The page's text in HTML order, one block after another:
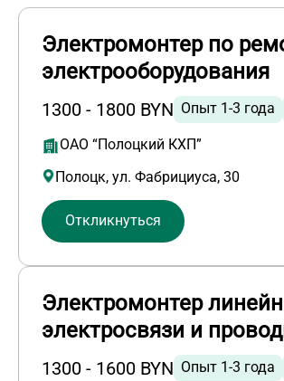
Электромонтер по
электрооборудования
1300 - 1800 BYN Опыт 1-3 года
ОАО “Полоцкий КХП”
Полоцк, ул. Фабрициуса, 30
Откликнуться
Электромонтер
электросвязи и
1300 - 1600 BYN Опыт 1-3 года